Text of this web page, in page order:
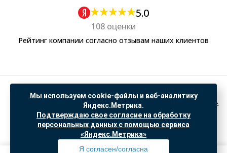
5.0
108 оценки
Рейтинг компании согласно отзывам наших клиентов
Политика обработки персональных данных
Согласие на обработку данных Яндекс Метрика
"© ООО “САНТЕХГИД”, 2026. Все права защищены. Предложение не является публичной
офертой, цены и информация на сайте ознакомительные
Доработка и продвижение вSO.USE
Мы используем cookie-файлы и веб-аналитику
Яндекс.Метрика.
Подтверждаю свое согласие на обработку
персональных данных с помощью сервиса
«Яндекс.Метрика»
Я согласен/согласна